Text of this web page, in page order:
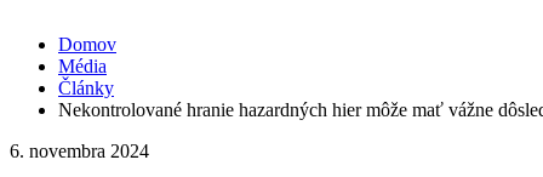
Domov
Média
Články
Nekontrolované hranie hazardných hier môže mať vážne
6. novembra 2024